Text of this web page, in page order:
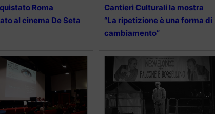
Roma
al cinema De Seta
Cantieri Culturali la mostra
“La ripetizione è una forma di
cambiamento”